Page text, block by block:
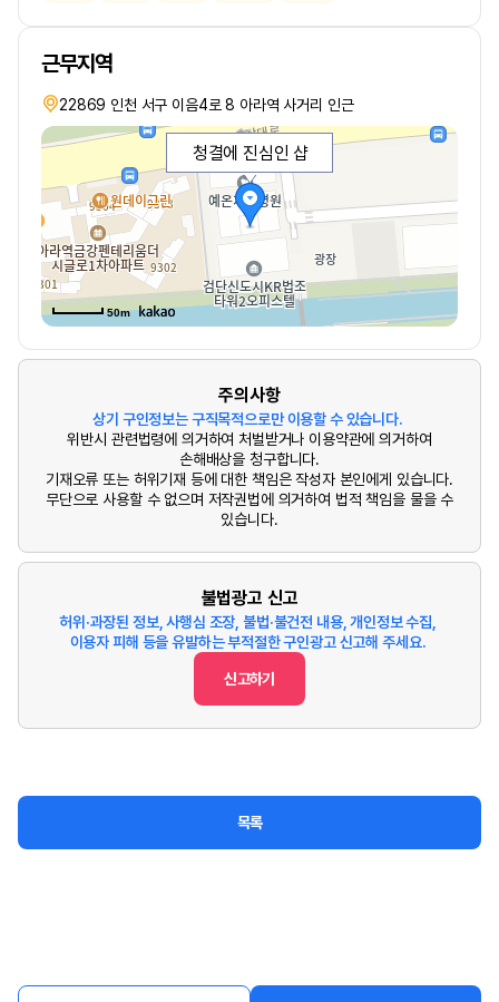
근무지역
22869 인천 서구 이음4로 8 아라역 사거리 인근
청결에 진심인 샵
50m
주의사항
상기 구인정보는 구직목적으로만 이용할 수 있습니다.
위반시 관련법령에 의거하여 처벌받거나 이용약관에 의거하여
손해배상을 청구합니다.
기재오류 또는 허위기재 등에 대한 책임은 작성자 본인에게 있습니다.
무단으로 사용할 수 없으며 저작권법에 의거하여 법적 책임을 물을 수
있습니다.
불법광고 신고
허위·과장된 정보, 사행심 조장, 불법·불건전 내용, 개인정보 수집,
이용자 피해 등을 유발하는 부적절한 구인광고 신고해 주세요.
신고하기
목록